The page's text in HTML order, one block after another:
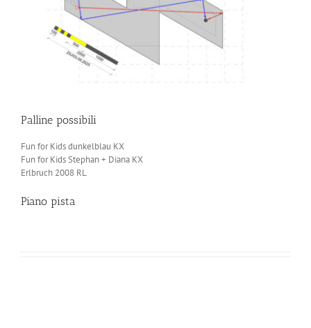
Palline possibili
Fun for Kids dunkelblau KX
Fun for Kids Stephan + Diana KX
Erlbruch 2008 RL
Piano pista